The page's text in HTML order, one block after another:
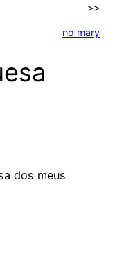
>>
no mary
dos meus